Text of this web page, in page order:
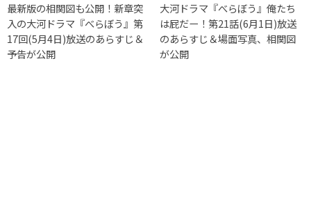
最新版の相関図も公開！新章突
入の大河ドラマ『べらぼう』第
17回(5月4日)放送のあらすじ＆
予告が公開
大河ドラマ『べらぼう』俺たち
は屁だー！第21話(6月1日)放送
のあらすじ＆場面写真、相関図
が公開